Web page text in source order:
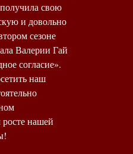
свою
и довольно
сезоне
Валерии Гай
согласие».
наш
нашей